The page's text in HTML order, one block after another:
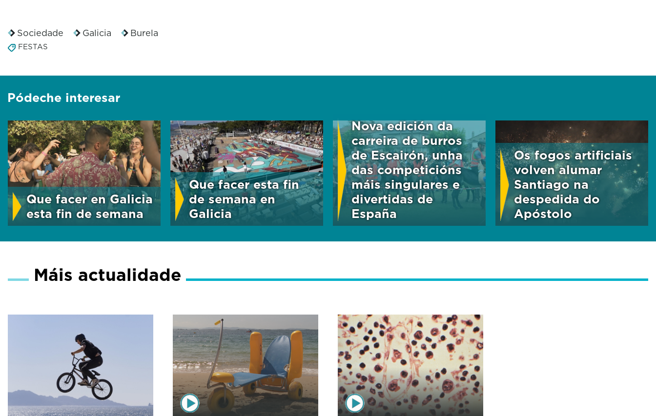
Sociedade Galicia Burela
FESTAS
Pódeche interesar
Que facer en Galicia
esta fin de semana
Que facer esta fin
de semana en
Galicia
Nova edición da
carreira de burros
de Escairón, unha
das competicións
máis singulares e
divertidas de
España
Os fogos artificiais
volven alumar
Santiago na
despedida do
Apóstolo
Máis actualidade